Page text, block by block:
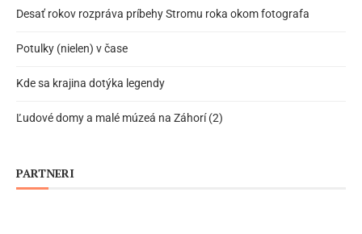
Desať rokov rozpráva príbehy Stromu roka okom fotografa
Potulky (nielen) v čase
Kde sa krajina dotýka legendy
Ľudové domy a malé múzeá na Záhorí (2)
PARTNERI